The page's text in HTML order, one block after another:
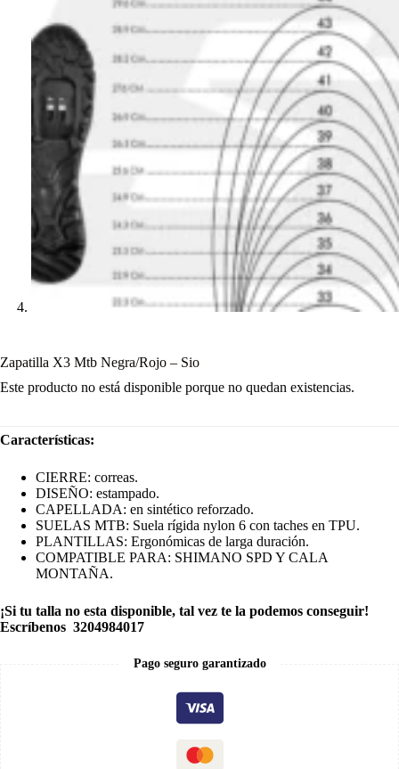
Zapatilla X3 Mtb Negra/Rojo – Sio
Este producto no está disponible porque no quedan existencias.
Características:
CIERRE: correas.
DISEÑO: estampado.
CAPELLADA: en sintético reforzado.
SUELAS MTB: Suela rígida nylon 6 con taches en TPU.
PLANTILLAS: Ergonómicas de larga duración.
COMPATIBLE PARA: SHIMANO SPD Y CALA
MONTAÑA.
¡Si tu talla no esta disponible, tal vez te la podemos conseguir!
Escríbenos 3204984017
Pago seguro garantizado